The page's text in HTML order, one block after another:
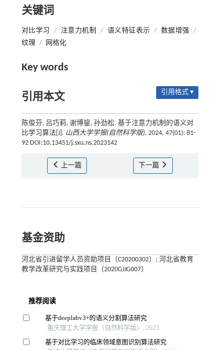
关键词
对比学习 / 注意力机制 / 语义特征表示 / 数据增强
/
纹理 / 网格化
Key words
引用本文 引用格式 ▾
陈俊芬, 吕巧莉, 谢博鋆, 孙劲松. 基于注意力机制的语义对
比学习算法[J]. 山西大学学报(自然科学版), 2024, 47(01): 81-
92 DOI:10.13451/j.sxu.ns.2023142
上一篇 下一篇
基金资助
河北省引进留学人员资助项目（C20200302）; 河北省教育
教学改革研究与实践项目（2020GJJG007）